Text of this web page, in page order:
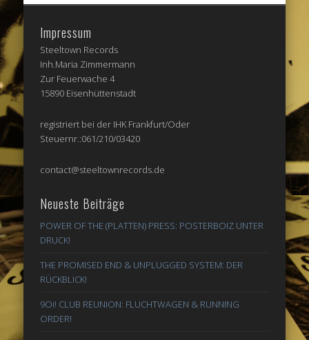
Impressum
Steeltown Records
Inh.Maria Zimmermann
Zur Feuerwache 4
15890 Eisenhüttenstadt
registriert bei der IHK Frankfurt/Oder
Steuernr.:061/210/03420
contact@steeltownrecords.de
Neueste Beiträge
POWER OF THE (PLATTEN) PRESS: POSTERBOIZ UNTER
DRUCK!
THE PROMISED END & UNPLUGGED SYSTEM: DER
RÜCKBLICK!
9Oi! CLUB REUNION: FLUCHTWAGEN & RUNNING
ORDER!